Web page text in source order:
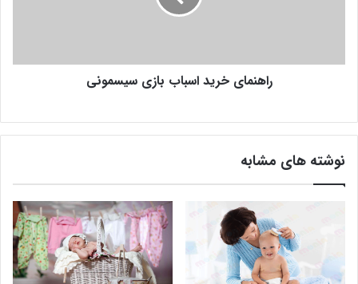
راهنمای خرید اسباب بازی سیسمونی
نوشته های مشابه